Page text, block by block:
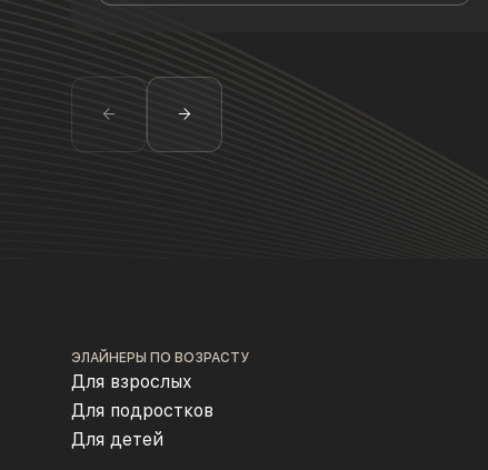
ЭЛАЙНЕРЫ ПО ВОЗРАСТУ
Для взрослых
Для подростков
Для детей